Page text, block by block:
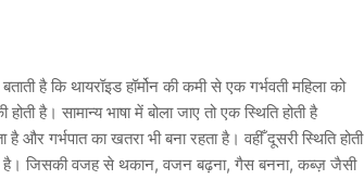
है कि थायरॉइड हॉर्मोन की कमी से एक गर्भवती महिला को
है। सामान्य भाषा में बोला जाए तो एक स्थिति होती है
और गर्भपात का खतरा भी बना रहता है। वहीँ दूसरी स्थिति होती
है। जिसकी वजह से थकान, वजन बढ़ना, गैस बनना, कब्ज़ जैसी